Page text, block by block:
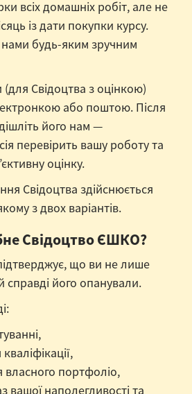
всіх домашніх робіт, але не
із дати покупки курсу.
нами будь-яким зручним
(для Свідоцтва з оцінкою)
або поштою. Після
його нам —
перевірить вашу роботу та
оцінку.
Свідоцтва здійснюється
з двох варіантів.
Свідоцтво ЄШКО?
що ви не лише
справді його опанували.
портфоліо,
вашої наполегливості та